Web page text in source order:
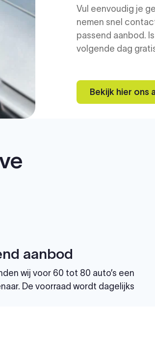
Vul eenvoudig je
nemen snel
passend aanbod.
volgende dag
Bekijk hier ons
aanbod
wij voor 60 tot 80 auto’s een
De voorraad wordt dagelijks